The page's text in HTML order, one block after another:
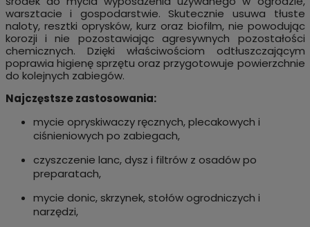
warsztacie i gospodarstwie. Skutecznie usuwa tłuste
naloty, resztki oprysków, kurz oraz biofilm, nie powodując
korozji i nie pozostawiając agresywnych pozostałości
chemicznych. Dzięki właściwościom odtłuszczającym
poprawia higienę sprzętu oraz przygotowuje powierzchnie
do kolejnych zabiegów.
Najczęstsze zastosowania:
mycie opryskiwaczy ręcznych, plecakowych i
ciśnieniowych po zabiegach,
czyszczenie lanc, dysz i filtrów z osadów po
preparatach,
mycie donic, skrzynek, stołów ogrodniczych i
narzędzi,